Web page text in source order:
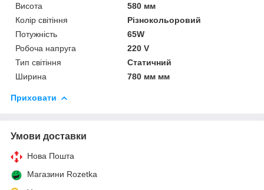
Висота
580 мм
Колір світіння
Різнокольоровий
Потужність
65W
Робоча напруга
220 V
Тип світіння
Статичний
Ширина
780 мм мм
Приховати
Умови доставки
Нова Пошта
Магазини Rozetka